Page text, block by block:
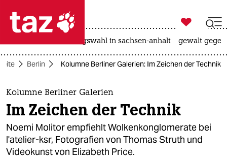
 taz zahl ich
taz zahl ich
themen
politik
öko

taz zahl ich
landtagswahl in sachsen-anhalt gewalt
Berlin Kolumne Berliner Galerien: Im Zeichen der Technik
Kolumne Berliner Galerien
Im Zeichen der Technik
Noemi Molitor empfiehlt Wolkenkonglomerate bei
l'atelier-ksr, Fotografien von Thomas Struth und
Videokunst von Elizabeth Price.